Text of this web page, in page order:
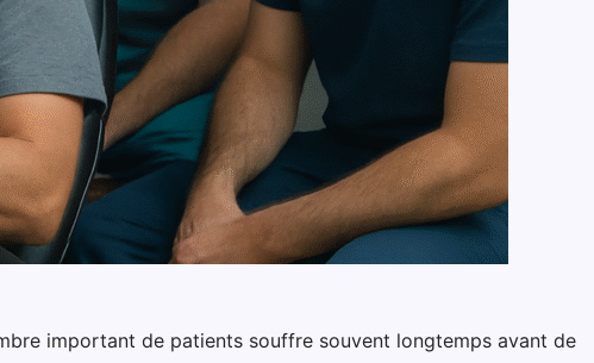
important de patients souffre souvent longtemps avant de